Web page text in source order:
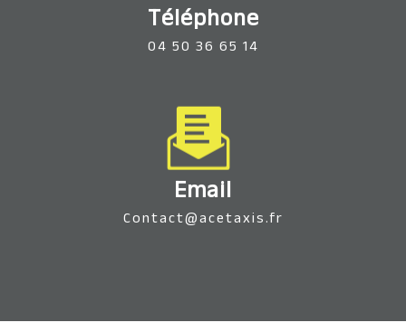
Téléphone
04 50 36 65 14
Email
contact@acetaxis.fr